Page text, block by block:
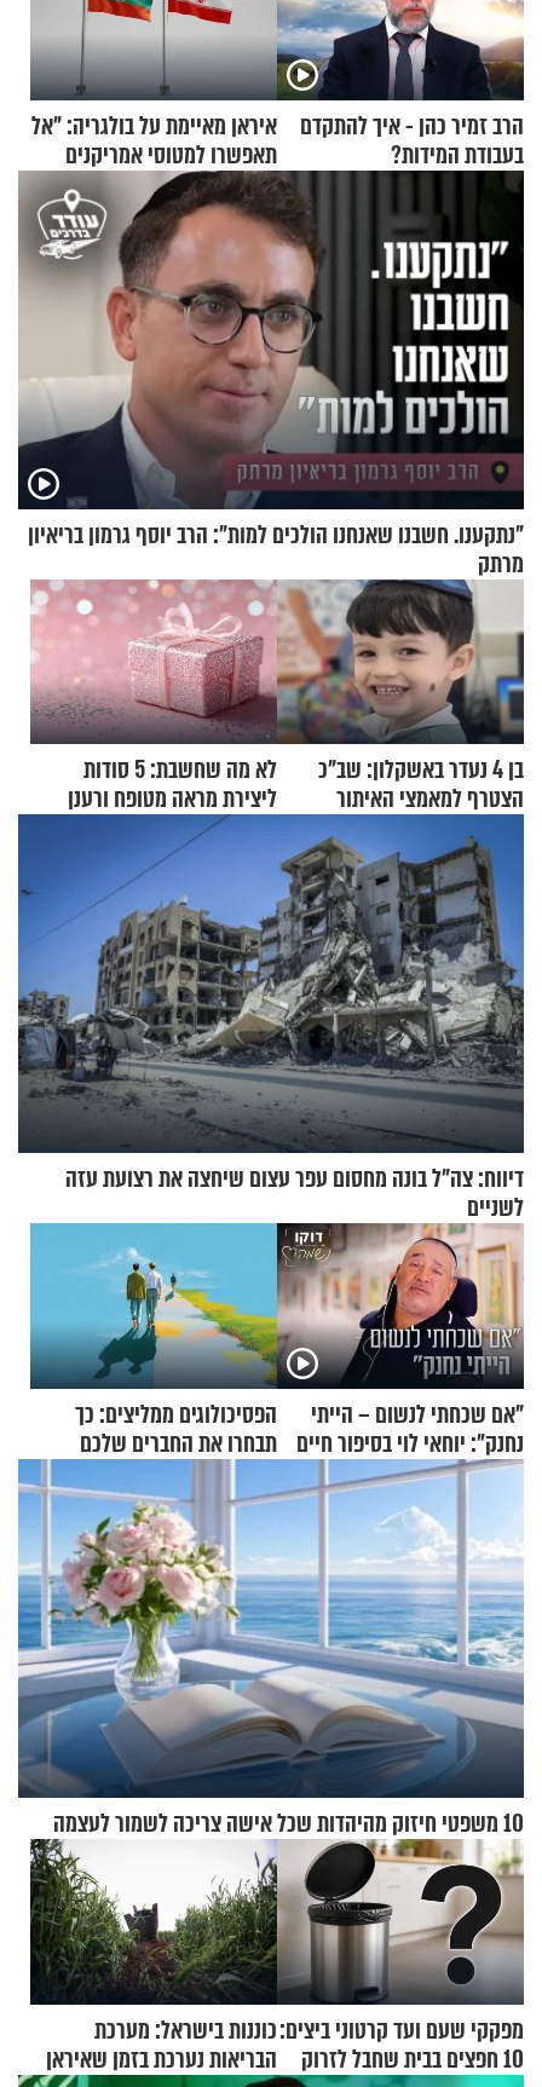
הרב זמיר כהן - איך להתקדם
בעבודת המידות?
איראן מאיימת על בולגריה: "אל
תאפשרו למטוסי אמריקנים
להמריא מהשטח שלכם"
"נתקענו. חשבנו שאנחנו הולכים למות": הרב יוסף גרמון בריאיון
מרתק
בן 4 נעדר באשקלון: שב"כ
הצטרף למאמצי האיתור
לא מה שחשבת: 5 סודות
ליצירת מראה מטופח ורענן
דיווח: צה"ל בונה מחסום עפר עצום שיחצה את רצועת עזה
לשניים
"אם שכחתי לנשום – הייתי
נחנק": יוחאי לוי בסיפור חיים
מעורר השראה
הפסיכולוגים ממליצים: כך
תבחרו את החברים שלכם
10 משפטי חיזוק מהיהדות שכל אישה צריכה לשמור לעצמה
מפקקי שעם ועד קרטוני ביצים:
10 חפצים בבית שחבל לזרוק
כוננות בישראל: מערכת
הבריאות נערכת בזמן שאיראן